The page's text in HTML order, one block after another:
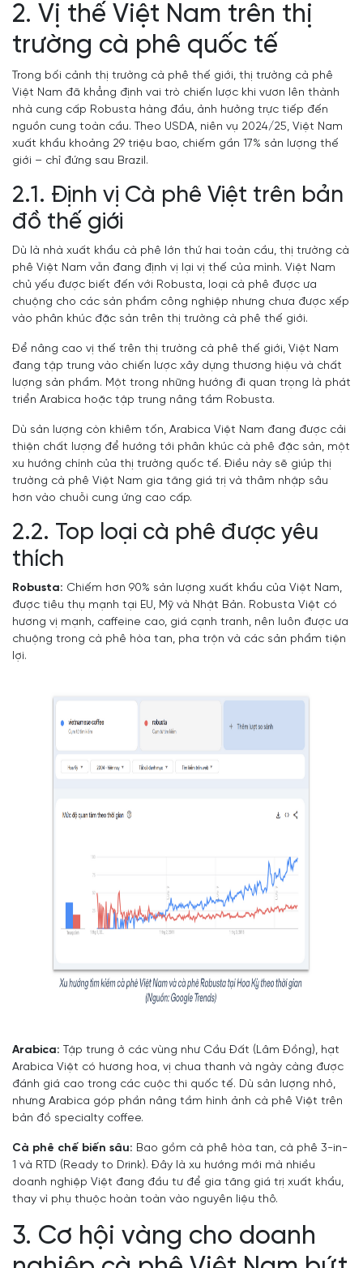
2. Vị thế Việt Nam trên thị
trường cà phê quốc tế
Trong bối cảnh thị trường cà phê thế giới, thị trường cà phê
Việt Nam đã khẳng định vai trò chiến lược khi vươn lên thành
nhà cung cấp Robusta hàng đầu, ảnh hưởng trực tiếp đến
nguồn cung toàn cầu. Theo USDA, niên vụ 2024/25, Việt Nam
xuất khẩu khoảng 29 triệu bao, chiếm gần 17% sản lượng thế
giới – chỉ đứng sau Brazil.
2.1. Định vị Cà phê Việt trên bản
đồ thế giới
Dù là nhà xuất khẩu cà phê lớn thứ hai toàn cầu, thị trường cà
phê Việt Nam vẫn đang định vị lại vị thế của mình. Việt Nam
chủ yếu được biết đến với Robusta, loại cà phê được ưa
chuộng cho các sản phẩm công nghiệp nhưng chưa được xếp
vào phân khúc đặc sản trên thị trường cà phê thế giới.
Để nâng cao vị thế trên thị trường cà phê thế giới, Việt Nam
đang tập trung vào chiến lược xây dựng thương hiệu và chất
lượng sản phẩm. Một trong những hướng đi quan trọng là phát
triển Arabica hoặc tập trung nâng tầm Robusta.
Dù sản lượng còn khiêm tốn, Arabica Việt Nam đang được cải
thiện chất lượng để hướng tới phân khúc cà phê đặc sản, một
xu hướng chính của thị trường quốc tế. Điều này sẽ giúp thị
trường cà phê Việt Nam gia tăng giá trị và thâm nhập sâu
hơn vào chuỗi cung ứng cao cấp.
2.2. Top loại cà phê được yêu
thích
Robusta: Chiếm hơn 90% sản lượng xuất khẩu của Việt Nam,
được tiêu thụ mạnh tại EU, Mỹ và Nhật Bản. Robusta Việt có
hương vị mạnh, caffeine cao, giá cạnh tranh, nên luôn được ưa
chuộng trong cà phê hòa tan, pha trộn và các sản phẩm tiện
lợi.
Arabica: Tập trung ở các vùng như Cầu Đất (Lâm Đồng), hạt
Arabica Việt có hương hoa, vị chua thanh và ngày càng được
đánh giá cao trong các cuộc thi quốc tế. Dù sản lượng nhỏ,
nhưng Arabica góp phần nâng tầm hình ảnh cà phê Việt trên
bản đồ specialty coffee.
Cà phê chế biến sâu: Bao gồm cà phê hòa tan, cà phê 3-in-
1 và RTD (Ready to Drink). Đây là xu hướng mới mà nhiều
doanh nghiệp Việt đang đầu tư để gia tăng giá trị xuất khẩu,
thay vì phụ thuộc hoàn toàn vào nguyên liệu thô.
3. Cơ hội vàng cho doanh